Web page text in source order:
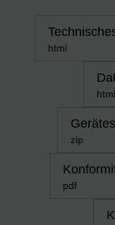
html
html
zip
pdf